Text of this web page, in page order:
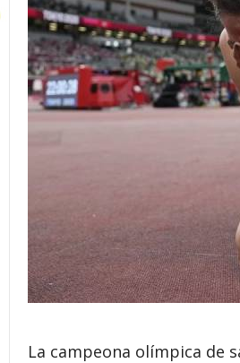
La campeona olímpica de